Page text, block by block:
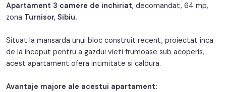
Structura: Caramida
Apartament 3 camere de inchiriat, decomandat, 64 mp,
zona Turnisor, Sibiu.
Situat la mansarda unui bloc construit recent, proiectat inca
de la inceput pentru a gazdui vieti frumoase sub acoperis,
acest apartament ofera intimitate si caldura.
Avantaje majore ale acestui apartament: